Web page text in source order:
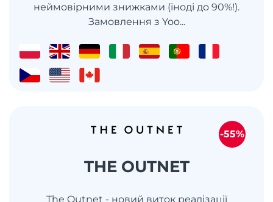
неймовірними знижками (іноді до 90%!).
Замовлення з Yoo...
THE OUTNET
The Outnet - новий виток реалізації
-55%